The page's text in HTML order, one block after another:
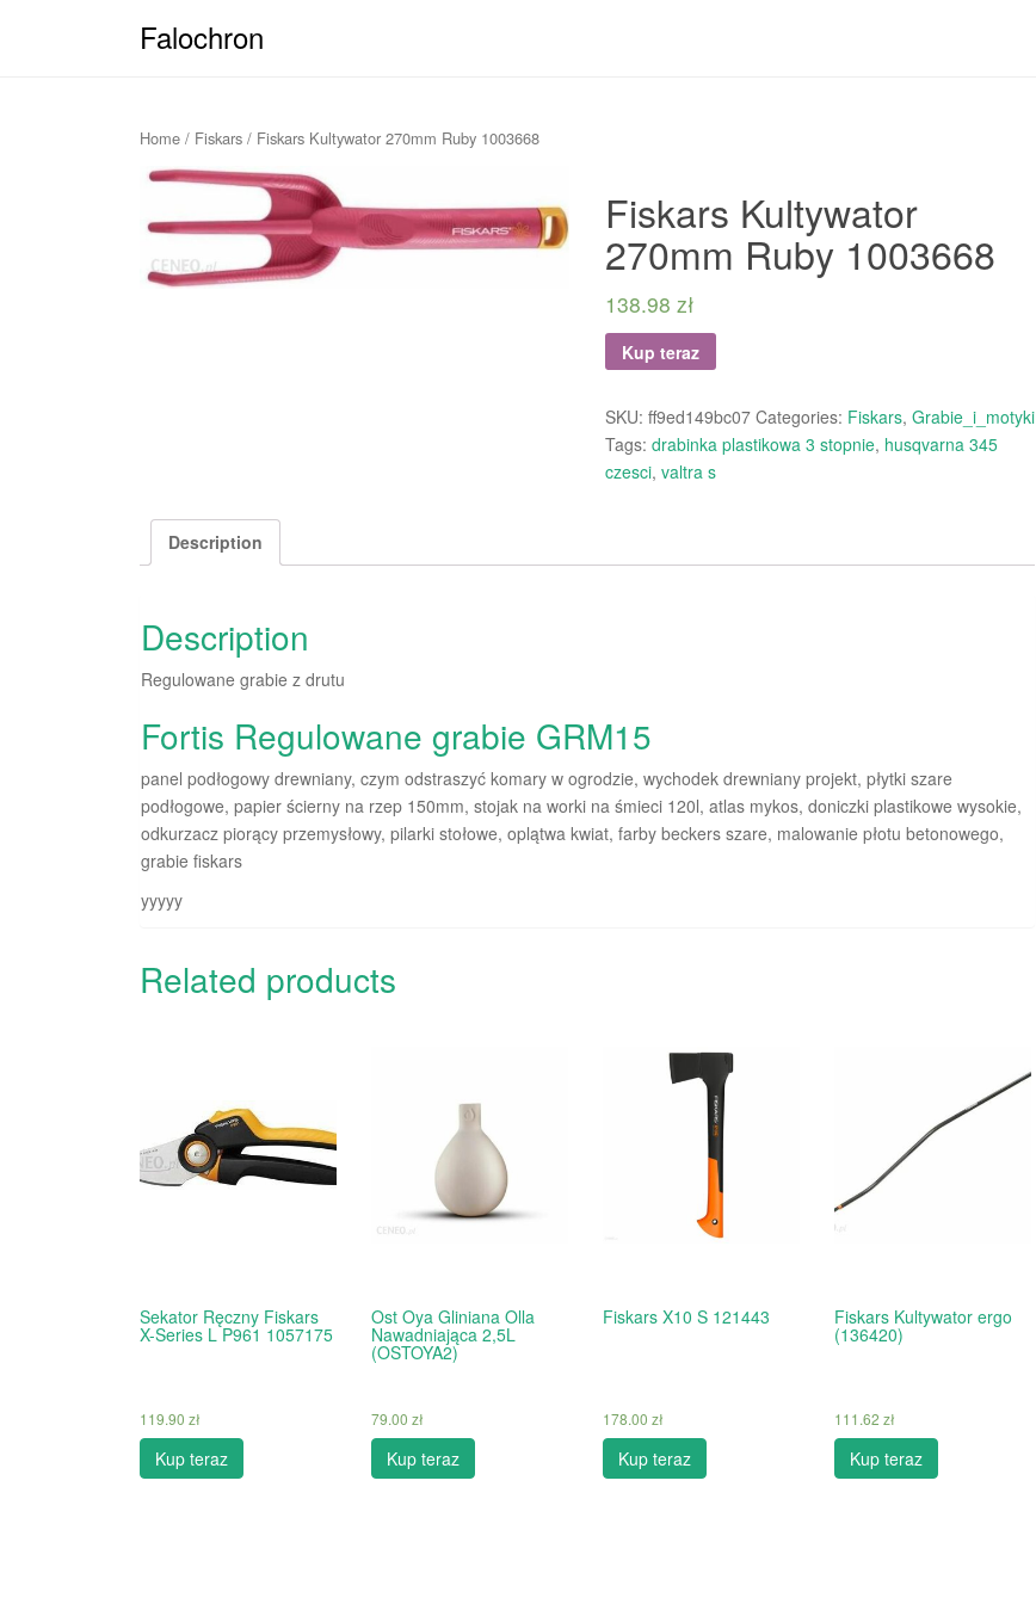
Falochron
Home / Fiskars / Fiskars Kultywator 270mm Ruby 1003668
Fiskars Kultywator
270mm Ruby 1003668
138.98 zł
Kup teraz
SKU: ff9ed149bc07 Categories: Fiskars, Grabie_i_motyki
Tags: drabinka plastikowa 3 stopnie, husqvarna 345
czesci, valtra s
Description
Description
Regulowane grabie z drutu
Fortis Regulowane grabie GRM15
panel podłogowy drewniany, czym odstraszyć komary w ogrodzie, wychodek drewniany projekt, płytki szare
podłogowe, papier ścierny na rzep 150mm, stojak na worki na śmieci 120l, atlas mykos, doniczki plastikowe wysokie,
odkurzacz piorący przemysłowy, pilarki stołowe, oplątwa kwiat, farby beckers szare, malowanie płotu betonowego,
grabie fiskars
yyyyy
Related products
Sekator Ręczny Fiskars
X-Series L P961 1057175
119.90 zł
Kup teraz
Ost Oya Gliniana Olla
Nawadniająca 2,5L
(OSTOYA2)
79.00 zł
Kup teraz
Fiskars X10 S 121443
178.00 zł
Kup teraz
Fiskars Kultywator ergo
(136420)
111.62 zł
Kup teraz